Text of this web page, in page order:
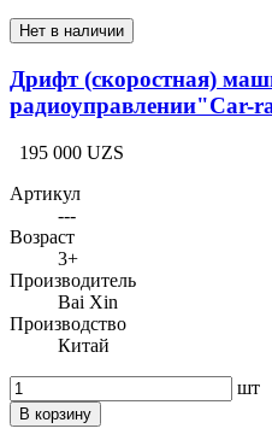
Нет в наличии
Дрифт (скоростная)
радиоуправлении"Car-
195 000 UZS
Артикул
---
Возраст
3+
Производитель
Bai Xin
Производство
Китай
шт
В корзину